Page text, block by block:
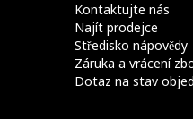
Kontaktujte nás
Najít prodejce
Středisko nápovědy
Záruka a vrácení
Dotaz na stav